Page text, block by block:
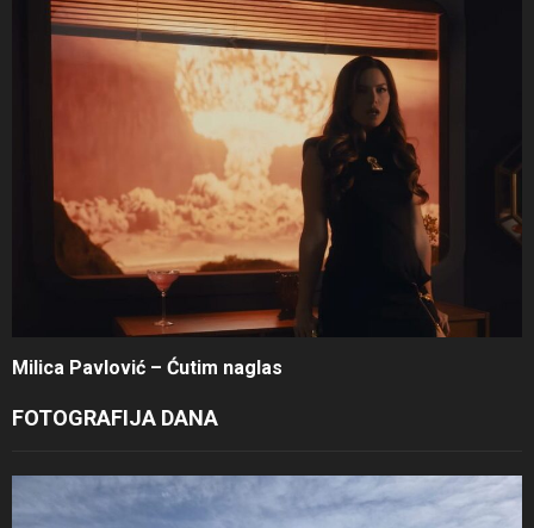
Milica Pavlović – Ćutim naglas
FOTOGRAFIJA DANA